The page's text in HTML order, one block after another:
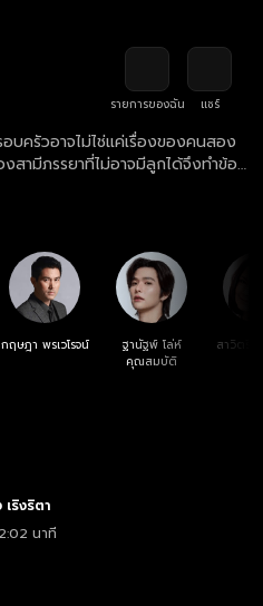
รายการของฉัน
แชร์
บครัวอาจไม่ไช่แค่เรื่องของคนสอง
ามีภรรยาที่ไม่อาจมีลูกได้จึงทำข้อ
นอกใจเพื่อผลิตทายาท โดยที่ไม่รู้
กฤษฎา พรเวโรจน์
ฐานัฐพ์ โล่ห์
คุณสมบัติ
สาวิตรี
เริงริตา
นาที